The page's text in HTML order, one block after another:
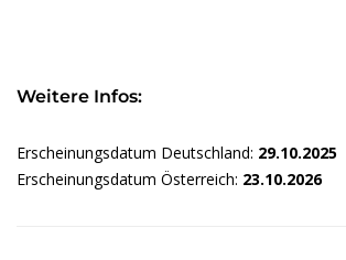
Weitere Infos:
Erscheinungsdatum Deutschland: 29.10.2025
Erscheinungsdatum Österreich: 23.10.2026